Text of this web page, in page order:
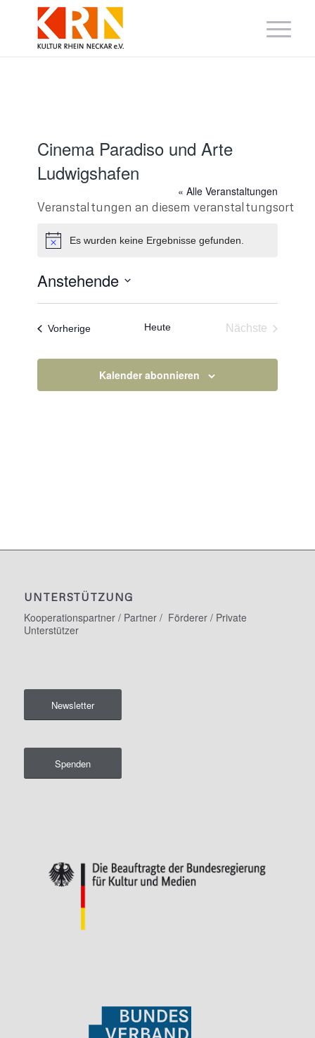
Cinema Paradiso und Arte
Ludwigshafen
« Alle Veranstaltungen
Veranstaltungen an diesem veranstaltungsort
HinweisEs wurden keine Ergebnisse gefunden.
Anstehende
VorherigeVeranstaltungen
Heute
Nächste
Kalender abonnieren
UNTERSTÜTZUNG
Kooperationspartner / Partner / Förderer / Private
Unterstützer
Newsletter
Spenden